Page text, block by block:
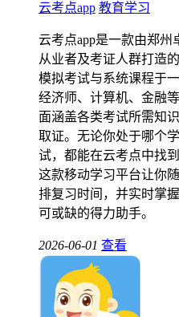
云考点app 教育学习
云考点app是一款由郑
从业者及考证人群打造
模拟考试与系统课程于
经济师、计算机、金融
面涵盖各类考试所需知
取证。无论你处于哪个
试，都能在云考点中找
这款移动学习平台让你
排复习时间，并实时掌
可或缺的得力助手。
2026-06-01 查看